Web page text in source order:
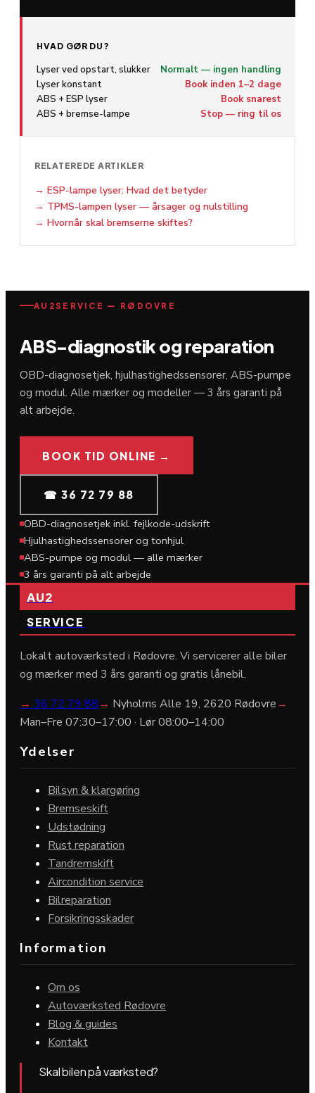
HVAD GØR DU?
Lyser ved opstart, slukker
Normalt — ingen handling
Lyser konstant
Book inden 1–2 dage
ABS + ESP lyser
Book snarest
ABS + bremse-lampe
Stop — ring til os
RELATEREDE ARTIKLER
→ ESP-lampe lyser: Hvad det betyder
→ TPMS-lampen lyser — årsager og nulstilling
→ Hvornår skal bremserne skiftes?
AU2SERVICE — RØDOVRE
ABS-diagnostik og reparation
OBD-diagnosetjek, hjulhastighedssensorer, ABS-pumpe
og modul. Alle mærker og modeller — 3 års garanti på
alt arbejde.
BOOK TID ONLINE →
☎ 36 72 79 88
OBD-diagnosetjek inkl. fejlkode-udskrift
Hjulhastighedssensorer og tonhjul
ABS-pumpe og modul — alle mærker
3 års garanti på alt arbejde
AU2
SERVICE
Lokalt autoværksted i Rødovre. Vi servicerer alle biler
og mærker med 3 års garanti og gratis lånebil.
→ 36 72 79 88→ Nyholms Alle 19, 2620 Rødovre→
Man–Fre 07:30–17:00 · Lør 08:00–14:00
Ydelser
Bilsyn & klargøring
Bremseskift
Udstødning
Rust reparation
Tandremskift
Aircondition service
Bilreparation
Forsikringsskader
Information
Om os
Autoværksted Rødovre
Blog & guides
Kontakt
Skal bilen på værksted?